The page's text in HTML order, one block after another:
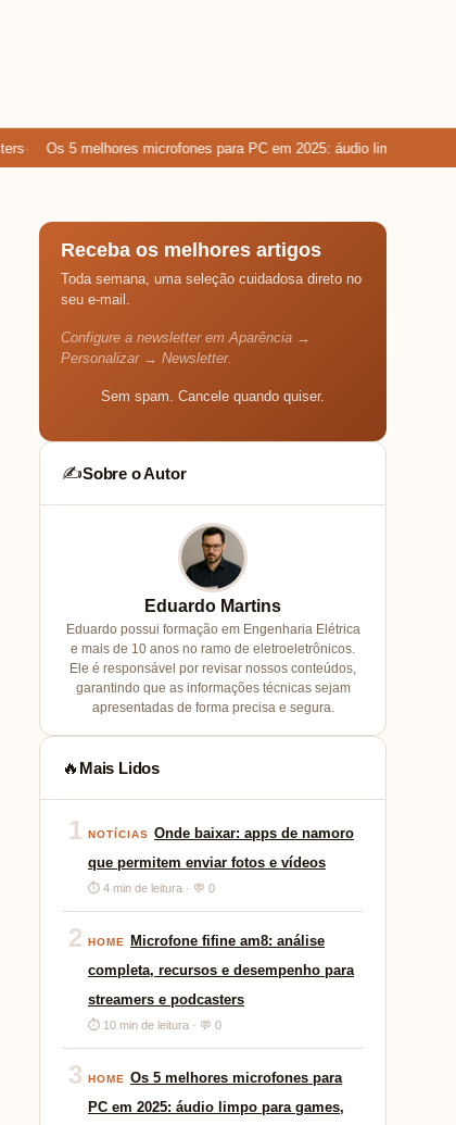
Os 5 melhores microfones para PC em 2025: áudio limpo para
Receba os melhores artigos
Toda semana, uma seleção cuidadosa direto no
seu e-mail.
Configure a newsletter em Aparência →
Personalizar → Newsletter.
Sem spam. Cancele quando quiser.
✍️Sobre o Autor
Eduardo Martins
Eduardo possui formação em Engenharia Elétrica
e mais de 10 anos no ramo de eletroeletrônicos.
Ele é responsável por revisar nossos conteúdos,
garantindo que as informações técnicas sejam
apresentadas de forma precisa e segura.
🔥 Mais Lidos
1 NOTÍCIAS Onde baixar: apps de namoro
que permitem enviar fotos e vídeos
⏱ 4 min de leitura · 💬 0
2 HOME
Microfone fifine am8: análise
completa, recursos e desempenho para
streamers e podcasters
⏱ 10 min de leitura · 💬 0
3 HOME
Os 5 melhores microfones para
PC em 2025: áudio limpo para games,